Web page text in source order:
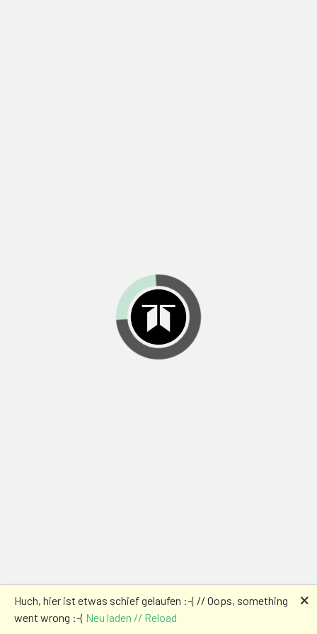
Huch, hier ist etwas schief gelaufen :-( // Oops, something
went wrong :-( Neu laden // Reload
🗙